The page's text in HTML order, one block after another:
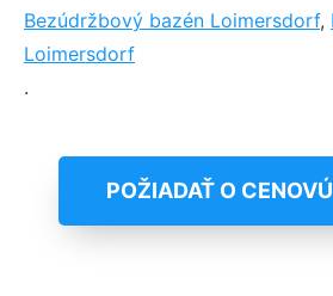
Bezúdržbový bazén Loimersdorf,
Loimersdorf
.
POŽIADAŤ O